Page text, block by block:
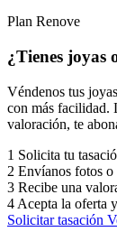
Plan Renove
¿Tienes joyas
Véndenos tus
con más facilidad.
valoración, te
1 Solicita tu
2 Envíanos fotos o
3 Recibe una
4 Acepta la oferta
Solicitar tasación